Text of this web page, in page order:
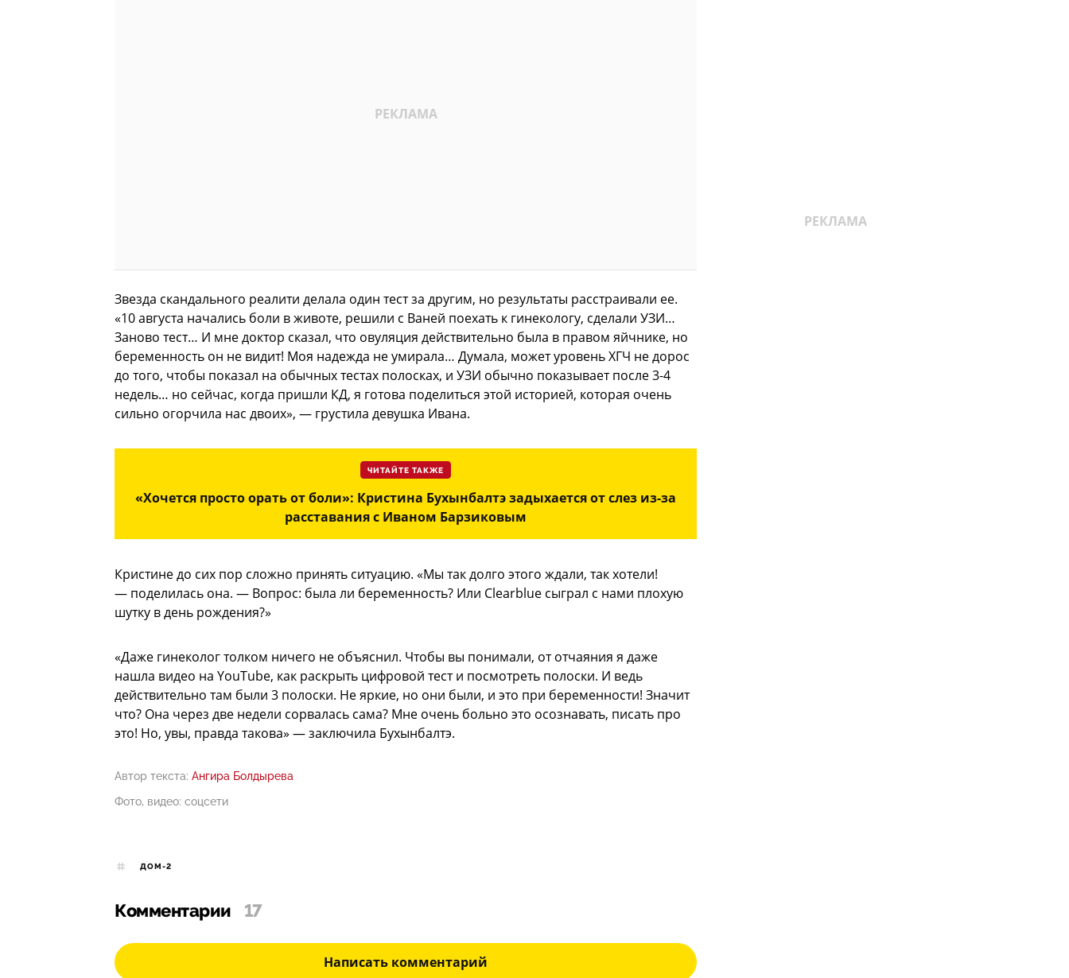
Звезда скандального реалити делала один тест за другим, но результаты расстраивали ее.
«10 августа начались боли в животе, решили с Ваней поехать к гинекологу, сделали УЗИ…
Заново тест… И мне доктор сказал, что овуляция действительно была в правом яйчнике, но
беременность он не видит! Моя надежда не умирала… Думала, может уровень ХГЧ не дорос
до того, чтобы показал на обычных тестах полосках, и УЗИ обычно показывает после 3-4
недель… но сейчас, когда пришли КД, я готова поделиться этой историей, которая очень
сильно огорчила нас двоих», — грустила девушка Ивана.
ЧИТАЙТЕ ТАКЖЕ
«Хочется просто орать от боли»: Кристина Бухынбалтэ задыхается от слез из-за
расставания с Иваном Барзиковым
Кристине до сих пор сложно принять ситуацию. «Мы так долго этого ждали, так хотели!
— поделилась она. — Вопрос: была ли беременность? Или Clearblue сыграл с нами плохую
шутку в день рождения?»
«Даже гинеколог толком ничего не объяснил. Чтобы вы понимали, от отчаяния я даже
нашла видео на YouTube, как раскрыть цифровой тест и посмотреть полоски. И ведь
действительно там были 3 полоски. Не яркие, но они были, и это при беременности! Значит
что? Она через две недели сорвалась сама? Мне очень больно это осознавать, писать про
это! Но, увы, правда такова» — заключила Бухынбалтэ.
Автор текста: Ангира Болдырева
Фото, видео: соцсети
ДОМ-2
Комментарии 17
Написать комментарий